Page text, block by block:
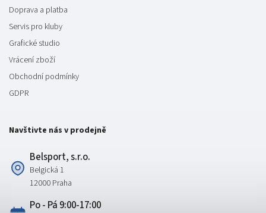
Doprava a platba
Servis pro kluby
Grafické studio
Vrácení zboží
Obchodní podmínky
GDPR
Navštivte nás v prodejně
Belsport, s.r.o.
Belgická 1
12000 Praha
Po - Pá 9:00-17:00